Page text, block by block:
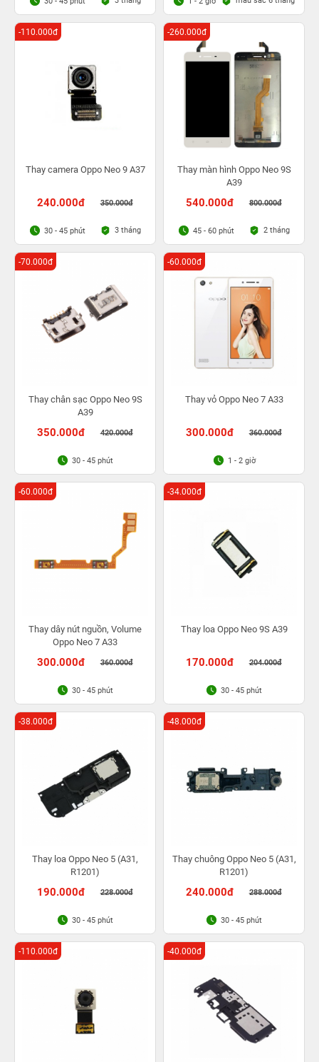
Thay camera Oppo Neo 9 A37
240.000đ 350.000đ
-110.000đ
30 - 45 phút 3 tháng
Thay màn hình Oppo Neo 9S
A39
540.000đ 800.000đ
-260.000đ
45 - 60 phút 2 tháng
Thay chân sạc Oppo Neo 9S
A39
350.000đ 420.000đ
-70.000đ
30 - 45 phút
Thay vỏ Oppo Neo 7 A33
300.000đ 360.000đ
-60.000đ
1 - 2 giờ
Thay dây nút nguồn, Volume
Oppo Neo 7 A33
300.000đ 360.000đ
-60.000đ
30 - 45 phút
Thay loa Oppo Neo 9S A39
170.000đ 204.000đ
-34.000đ
30 - 45 phút
Thay loa Oppo Neo 5 (A31,
R1201)
190.000đ 228.000đ
-38.000đ
30 - 45 phút
Thay chuông Oppo Neo 5 (A31,
R1201)
240.000đ 288.000đ
-48.000đ
30 - 45 phút
-110.000đ -40.000đ